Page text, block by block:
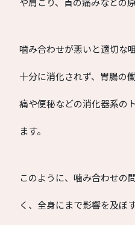
噛み合わせが悪いと適切な
十分に消化されず、胃腸の
痛や便秘などの消化器系の
ます。
このように、噛み合わせの
く、全身にまで影響を及ぼ